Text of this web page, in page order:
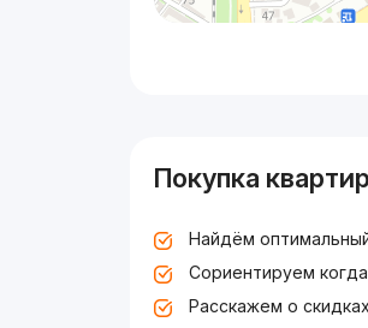
Покупка
Найдём
Сориентируем
Расскажем о